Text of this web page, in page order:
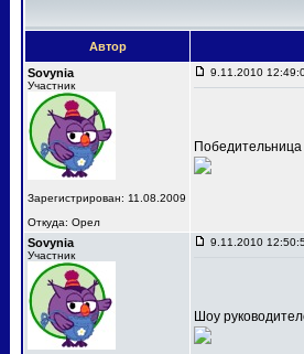
Автор
Sovynia
Участник
Зарегистрирован: 11.08.2009
Откуда: Орел
9.11.2010
Sovynia
Участник
9.11.2010
Шоу